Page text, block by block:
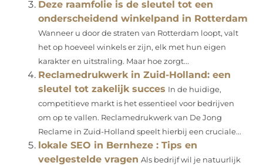
Deze raamfolie is de sleutel tot een
onderscheidend winkelpand in Rotterdam
Wanneer u door de straten van Rotterdam loopt, valt
het op hoeveel winkels er zijn, elk met hun eigen
karakter en uitstraling. Maar hoe zorgt...
Reclamedrukwerk in Zuid-Holland: een
sleutel tot zakelijk succes In de huidige,
competitieve markt is het essentieel voor bedrijven
om op te vallen. Reclamedrukwerk van De Jong
Reclame in Zuid-Holland speelt hierbij een cruciale...
lokale SEO in Bernheze : Tips en
veelgestelde vragen Als bedrijf wil je natuurlijk